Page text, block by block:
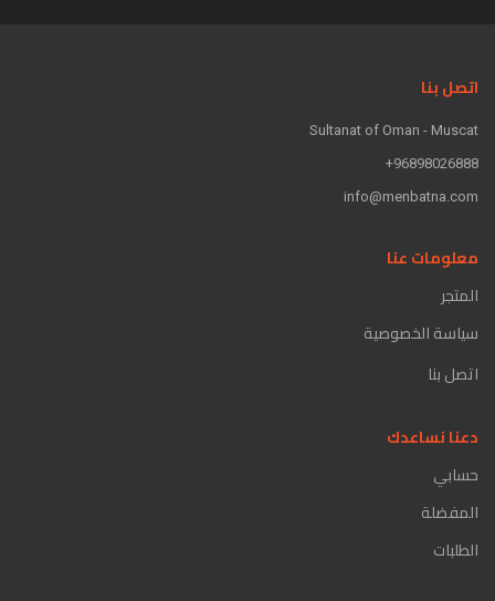
اتصل بنا
Sultanat of Oman - Muscat
96898026888+
info@menbatna.com
معلومات عنا
المتجر
سياسة الخصوصية
اتصل بنا
دعنا نساعدك
حسابي
المفضلة
الطلبات